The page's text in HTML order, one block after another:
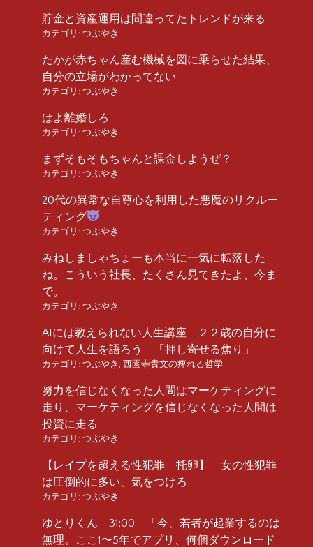
貯金と資産運用は間違ってたトレンドが来る
カテゴリ: つぶやき
たかが赤ちゃん産む機械を図に乗らせた結果、
自分の立場がわかってない
カテゴリ: つぶやき
はよ離婚しろ
カテゴリ: つぶやき
まずそもそもちゃんと課金しようぜ？
カテゴリ: つぶやき
20代の異常な自尊心を利用した悪魔のリクルー
ティング
カテゴリ: つぶやき
みねしましゃちょーも本当に一気に転落した
ね。こういう社長、たくさん見てきたよ、今ま
で。
カテゴリ: つぶやき
AIには教えられない人生講座 ２２歳の自分に
向けて人生を語ろう 「押し寄せる焦り」
カテゴリ: つぶやき 西園寺貴文の痺れる哲学
努力を信じなくなった人間はマーケティングに
走り、マーケティングを信じなくなった人間は
投資に走る
カテゴリ: つぶやき
【レイプを超える性犯罪 托卵】 女の性犯罪
は圧倒的に多い、気をつけろ
カテゴリ: つぶやき
ゆとりくん 31:00 「今、若者が起業するのは
無理。ここ1〜5年でアプリ、何個ダウンロード